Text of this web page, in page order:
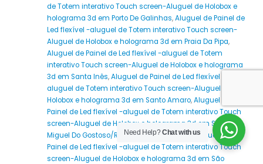
de Totem interativo Touch screen-Aluguel de Holobox e
holograma 3d em Porto De Galinhas,Aluguel de Painel de
Led flexível -aluguel de Totem interativo Touch screen-
Aluguel de Holobox e holograma 3d em Praia Da Pipa,
Aluguel de Painel de Led flexível -aluguel de Totem
interativo Touch screen-Aluguel de Holobox e holograma
3d em Santa Inês,Aluguel de Painel de Led flexível -
aluguel de Totem interativo Touch screen-Aluguel de
Holobox e holograma 3d em Santo Amaro,Aluguel de
Painel de Led flexível -aluguel de Totem interativo Touch
screen-Aluguel de Holobox e holograma 3d em São
Miguel Do Gostoso/RIO GRANDE DO NORTE,Aluguel de
Painel de Led flexível -aluguel de Totem interativo Touch
screen-Aluguel de Holobox e holograma 3d em São
Need Help?Chat with us